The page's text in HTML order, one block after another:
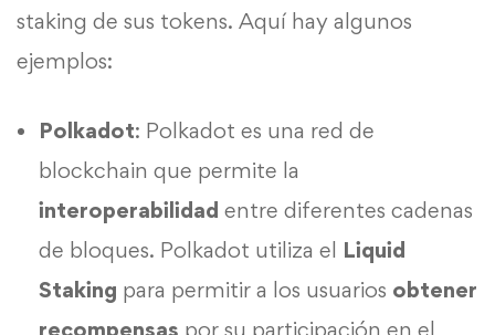
staking de sus tokens. Aquí hay algunos
ejemplos:
Polkadot: Polkadot es una red de
blockchain que permite la
interoperabilidad entre diferentes cadenas
de bloques. Polkadot utiliza el Liquid
Staking para permitir a los usuarios obtener
recompensas por su participación en el